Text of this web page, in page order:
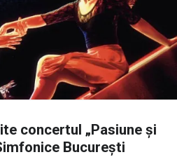
concertul „Pasiune și
București